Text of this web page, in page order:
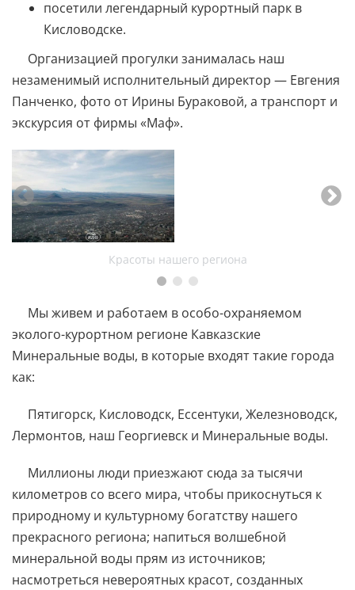
посетили легендарный курортный парк в
Кисловодске.
Организацией прогулки занималась наш
незаменимый исполнительный директор — Евгения
Панченко, фото от Ирины Бураковой, а транспорт и
экскурсия от фирмы «Маф».
Красоты нашего региона
Мы живем и работаем в особо-охраняемом
эколого-курортном регионе Кавказские
Минеральные воды, в которые входят такие города
как:
Пятигорск, Кисловодск, Ессентуки, Железноводск,
Лермонтов, наш Георгиевск и Минеральные воды.
Миллионы люди приезжают сюда за тысячи
километров со всего мира, чтобы прикоснуться к
природному и культурному богатству нашего
прекрасного региона; напиться волшебной
минеральной воды прям из источников;
насмотреться невероятных красот, созданных